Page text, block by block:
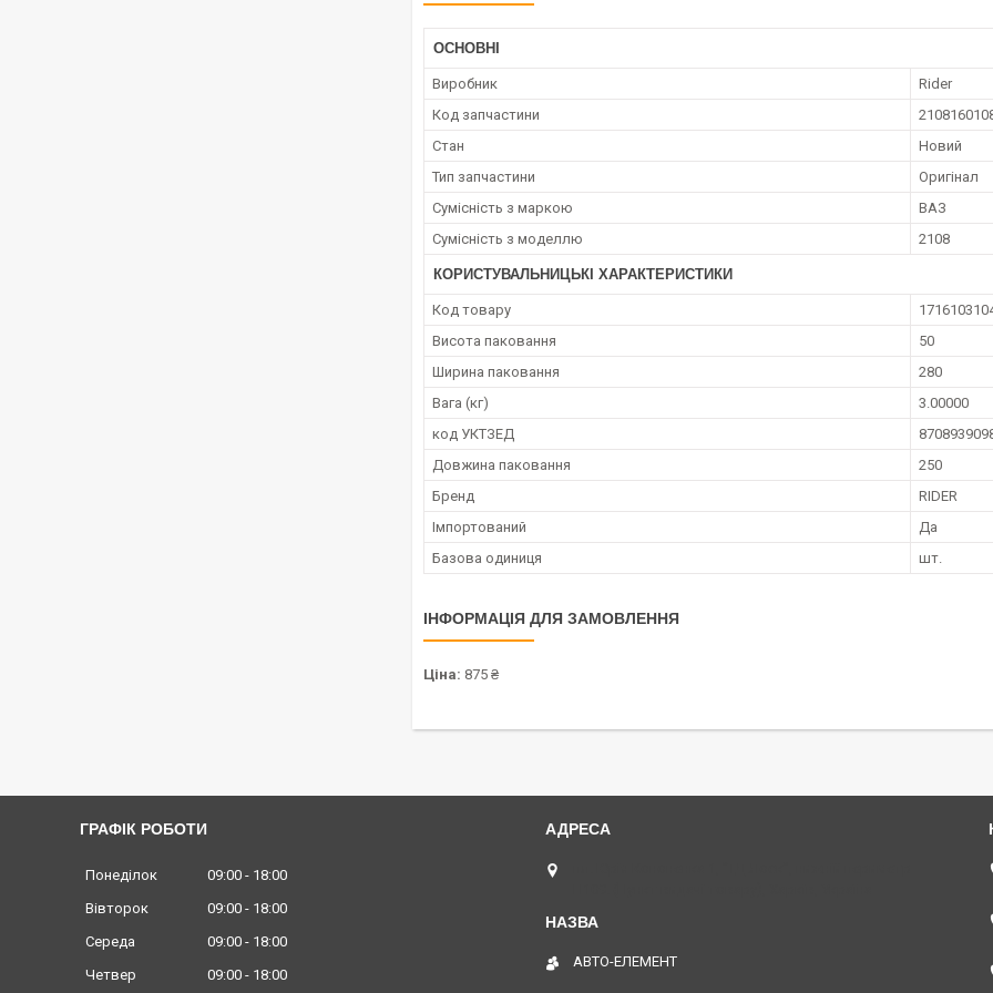
ОСНОВНІ
Виробник
Rider
Код запчастини
Стан
Новий
Тип запчастини
Оригінал
Сумісність з маркою
ВАЗ
Сумісність з моделлю
2108
КОРИСТУВАЛЬНИЦЬКІ ХАРАКТЕРИСТИКИ
Код товару
Висота паковання
50
Ширина паковання
280
Вага (кг)
3.00000
код УКТЗЕД
Довжина паковання
250
Бренд
RIDER
Імпортований
Да
Базова одиниця
шт.
ІНФОРМАЦІЯ ДЛЯ ЗАМОВЛЕННЯ
Ціна: 875 ₴
ГРАФІК РОБОТИ
Понеділок 09:00
18:00
Вівторок
09:00
18:00
Середа
09:00
18:00
Четвер
09:00 18:00
АВТО-ЕЛЕМЕНТ